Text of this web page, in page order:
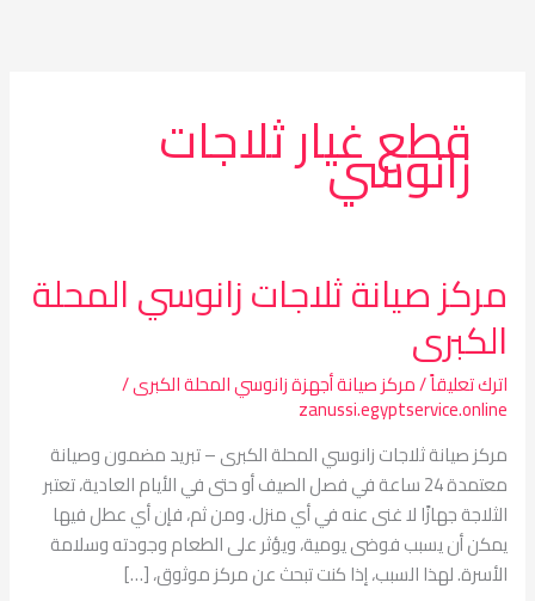
قطع غيار ثلاجات
زانوسي
مركز صيانة ثلاجات زانوسي المحلة
الكبرى
اترك تعليقاً/مركز صيانة أجهزة زانوسي المحلة الكبرى/
zanussi.egyptservice.online
مركز صيانة ثلاجات زانوسي المحلة الكبرى – تبريد مضمون وصيانة
معتمدة 24 ساعة في فصل الصيف أو حتى في الأيام العادية، تعتبر
الثلاجة جهازًا لا غنى عنه في أي منزل. ومن ثم، فإن أي عطل فيها
يمكن أن يسبب فوضى يومية، ويؤثر على الطعام وجودته وسلامة
الأسرة. لهذا السبب، إذا كنت تبحث عن مركز موثوق، […]
مركز
صيانة
ثلاجات
زانوسي
المحلة